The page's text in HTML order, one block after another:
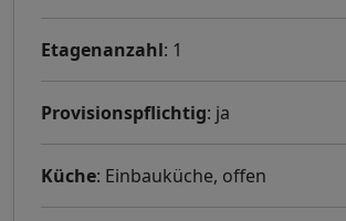
Etagenanzahl: 1
Provisionspflichtig: ja
Küche: Einbauküche, offen